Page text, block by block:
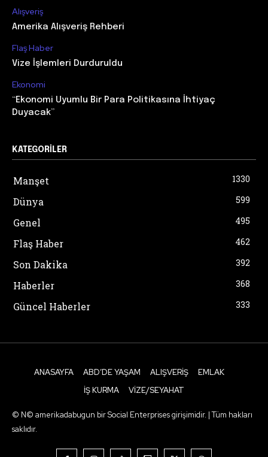
Alışveriş
Amerika Alışveriş Rehberi
Flaş Haber
Vize İşlemleri Durduruldu
Ekonomi
“Ekonomi Uyumlu Bir Para Politikasına İhtiyaç
Duyacak”
KATEGORILER
Manşet 1330
Dünya 599
Genel 495
Flaş Haber 462
Son Dakika 392
Haberler 368
Güncel Haberler 333
ANASAYFA ABD’DE YAŞAM ALIŞVERIŞ
EMLAK
İŞ KURMA
VIZE/SEYAHAT
© N© amerikadabugun bir Social Enterprises girişimidir. | Tüm hakları
saklıdır.